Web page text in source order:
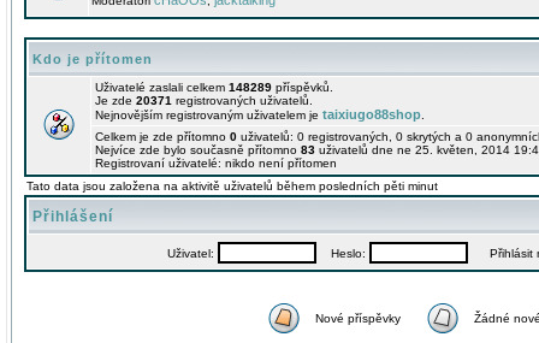
Kdo je přítomen
Uživatelé zaslali celkem 148289 příspěvků.
Je zde 20371 registrovaných uživatelů.
Nejnovějším registrovaným uživatelem je taixiugo88shop
Celkem je zde přítomno 0 uživatelů: 0 registrovaných, 0 skrytých a 0
Nejvíce zde bylo současně přítomno 83 uživatelů dne ne 25. květen, 2014
Registrovaní uživatelé: nikdo není přítomen
Tato data jsou založena na aktivitě uživatelů během posledních pěti minut
Přihlášení
Uživatel: Heslo: Přihlásit
Nové příspěvky Žádné